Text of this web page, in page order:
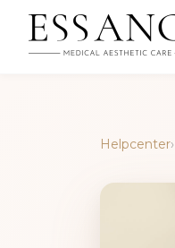
Helpcenter›